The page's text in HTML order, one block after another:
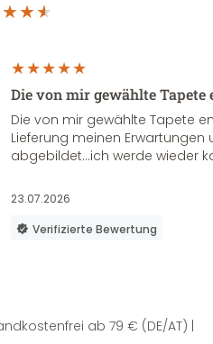
Die von mir gewählte
Die von mir gewählte Tapete
Lieferung meinen Erwartungen
abgebildet...ich werde wieder
23.07.2026
Verifizierte Bewertung
ab 79 € (DE/AT) |